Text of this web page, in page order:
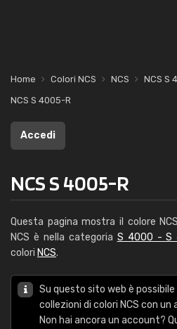
Home Colori NCS NCS
NCS S
NCS S 4005-R
Accedi
NCS S 4005-R
Questa pagina mostra il colore NCS
NCS è nella categoria S 4000 - S
colori NCS.
Su questo sito web è
collezioni di colori NCS con un
Non hai ancora un account?